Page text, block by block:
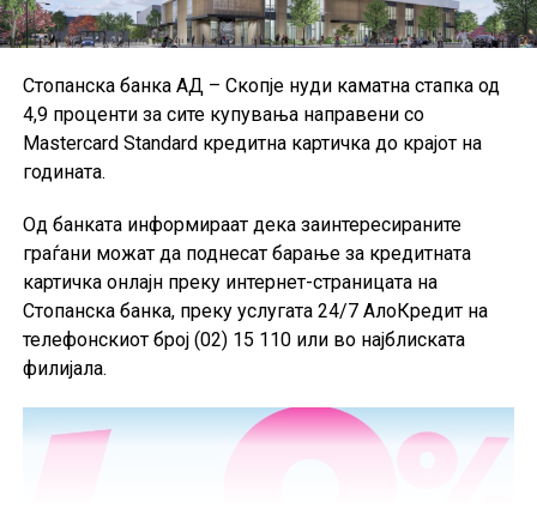
сметководствени стандарди.
Поради недостапност на податоците за Данска за
првиот квартал од 2026 година, при пресметката на
агрегатните податоци за ЕУ биле користени
податоците од четвртиот квартал од 2025 година, а кај
одредени показатели и податоци од првиот квартал
од 2025 година.
Стопанска банка АД – Скопје нуди каматна стапка од
4,9 проценти за сите купувања направени со
Mastercard Standard кредитна картичка до крајот на
годината.
Од банката информираат дека заинтересираните
граѓани можат да поднесат барање за кредитната
картичка онлајн преку интернет-страницата на
Стопанска банка, преку услугата 24/7 АлоКредит на
телефонскиот број (02) 15 110 или во најблиската
филијала.